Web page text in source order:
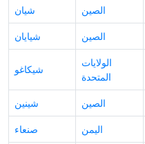
شيان
الصين
شيايان
الصين
شيكاغو
الولايات
المتحدة
شينين الصين
صنعاء
اليمن